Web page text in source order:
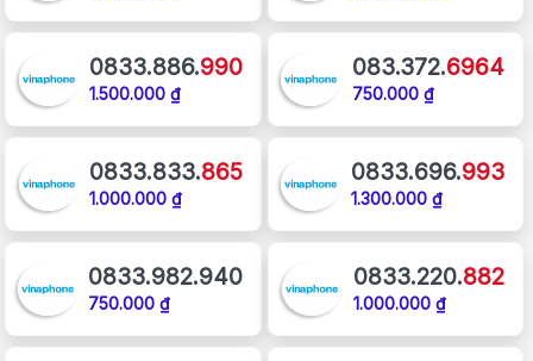
0833.886.990
1.500.000 ₫
083.372.6964
750.000 ₫
0833.833.865
1.000.000 ₫
0833.696.993
1.300.000 ₫
0833.982.940
750.000 ₫
0833.220.882
1.000.000 ₫